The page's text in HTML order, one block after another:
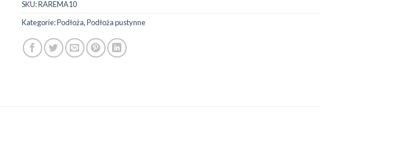
SKU:RAREMA10
Kategorie:Podłoża,Podłoża pustynne